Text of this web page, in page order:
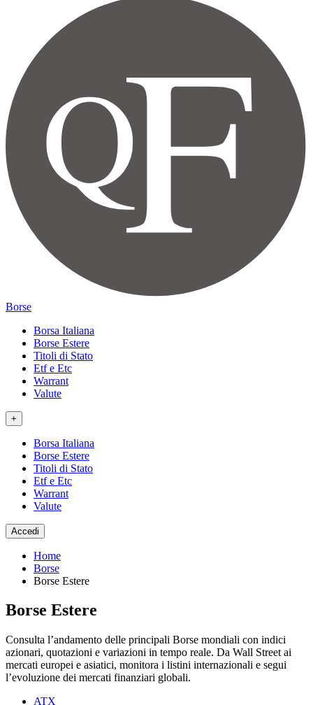
Borse
Borsa Italiana
Borse Estere
Titoli di Stato
Etf e Etc
Warrant
Valute
+
Borsa Italiana
Borse Estere
Titoli di Stato
Etf e Etc
Warrant
Valute
Accedi
Home
Borse
Borse Estere
Borse Estere
Consulta l’andamento delle principali Borse mondiali con indici
azionari, quotazioni e variazioni in tempo reale. Da Wall Street ai
mercati europei e asiatici, monitora i listini internazionali e segui
l’evoluzione dei mercati finanziari globali.
ATX